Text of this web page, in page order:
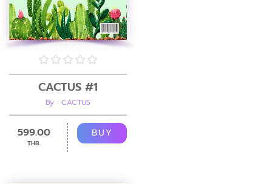
CACTUS #1
By : CACTUS
599.00
THB.
BUY